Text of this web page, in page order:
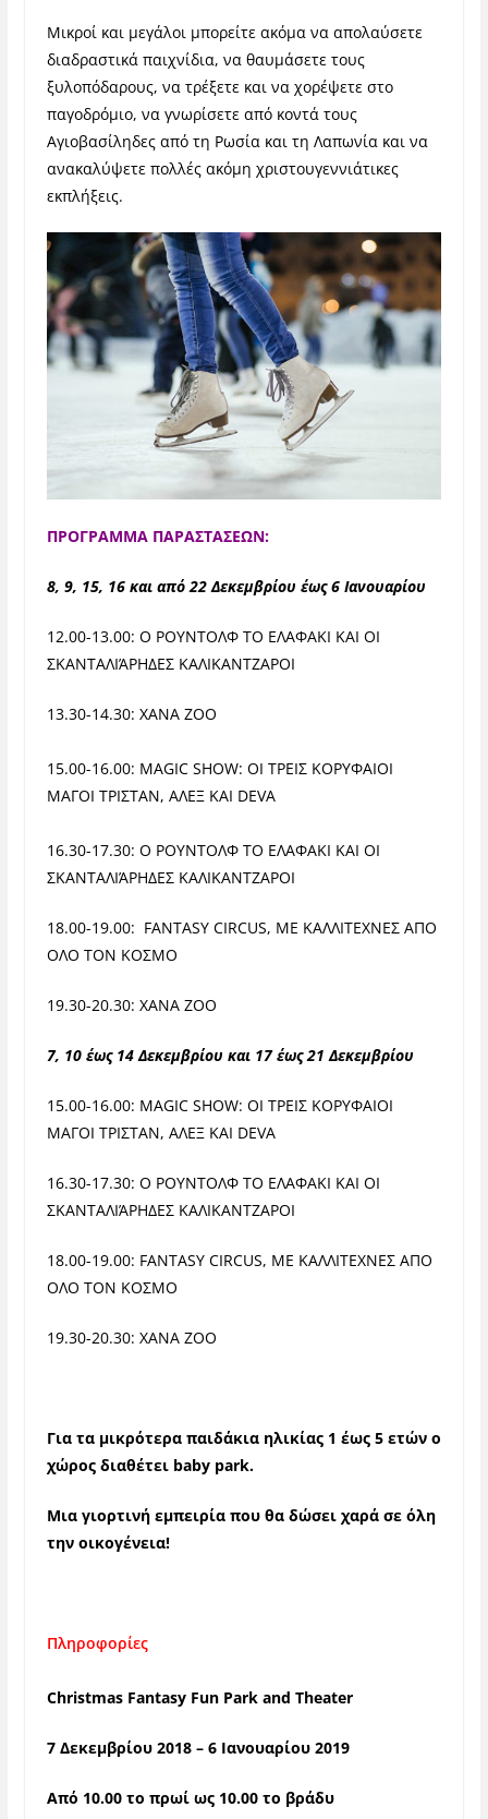
Μικροί και μεγάλοι μπορείτε ακόμα να απολαύσετε
διαδραστικά παιχνίδια, να θαυμάσετε τους
ξυλοπόδαρους, να τρέξετε και να χορέψετε στο
παγοδρόμιο, να γνωρίσετε από κοντά τους
Αγιοβασίληδες από τη Ρωσία και τη Λαπωνία και να
ανακαλύψετε πολλές ακόμη χριστουγεννιάτικες
εκπλήξεις.
ΠΡΟΓΡΑΜΜΑ ΠΑΡΑΣΤΑΣΕΩΝ:
8, 9, 15, 16 και από 22 Δεκεμβρίου έως 6 Ιανουαρίου
12.00-13.00: Ο ΡΟΥΝΤΟΛΦ ΤΟ ΕΛΑΦΑΚΙ ΚΑΙ ΟΙ
ΣΚΑΝΤΑΛΙΆΡΗΔΕΣ ΚΑΛΙΚΑΝΤΖΑΡΟΙ
13.30-14.30: XANA ZOO
15.00-16.00: MAGIC SHOW: ΟΙ ΤΡΕΙΣ ΚΟΡΥΦΑΙΟΙ
ΜΑΓΟΙ ΤΡΙΣΤΑΝ, ΑΛΕΞ ΚΑΙ DEVA
16.30-17.30: Ο ΡΟΥΝΤΟΛΦ ΤΟ ΕΛΑΦΑΚΙ ΚΑΙ ΟΙ
ΣΚΑΝΤΑΛΙΆΡΗΔΕΣ ΚΑΛΙΚΑΝΤΖΑΡΟΙ
18.00-19.00: FANTASY CIRCUS, ΜΕ ΚΑΛΛΙΤΕΧΝΕΣ ΑΠΟ
ΟΛΟ ΤΟΝ ΚΟΣΜΟ
19.30-20.30: XANA ZOO
7, 10 έως 14 Δεκεμβρίου και 17 έως 21 Δεκεμβρίου
15.00-16.00: MAGIC SHOW: ΟΙ ΤΡΕΙΣ ΚΟΡΥΦΑΙΟΙ
ΜΑΓΟΙ ΤΡΙΣΤΑΝ, ΑΛΕΞ ΚΑΙ DEVA
16.30-17.30: Ο ΡΟΥΝΤΟΛΦ ΤΟ ΕΛΑΦΑΚΙ ΚΑΙ ΟΙ
ΣΚΑΝΤΑΛΙΆΡΗΔΕΣ ΚΑΛΙΚΑΝΤΖΑΡΟΙ
18.00-19.00: FANTASY CIRCUS, ΜΕ ΚΑΛΛΙΤΕΧΝΕΣ ΑΠΟ
ΟΛΟ ΤΟΝ ΚΟΣΜΟ
19.30-20.30: XANA ZOO
Για τα μικρότερα παιδάκια ηλικίας 1 έως 5 ετών ο
χώρος διαθέτει baby park.
Μια γιορτινή εμπειρία που θα δώσει χαρά σε όλη
την οικογένεια!
Πληροφορίες
Christmas Fantasy Fun Park and Theater
7 Δεκεμβρίου 2018 – 6 Ιανουαρίου 2019
Από 10.00 το πρωί ως 10.00 το βράδυ